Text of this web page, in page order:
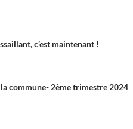
c’est maintenant !
commune- 2ème trimestre 2024